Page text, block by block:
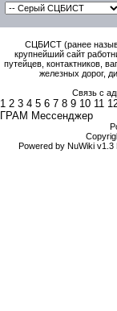
СЦБИСТ (ранее
крупнейший сайт
путейцев, контактников,
железных дорог,
Связь с
1 2 3 4 5 6 7 8 9 10 11
ГРАМ Мессенджер
Powered by NuWiki